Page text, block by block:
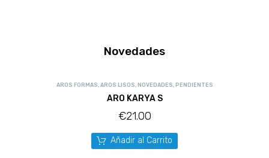
Novedades
AROS FORMAS AROS LISOS NOVEDADES PENDIENTES
ARO KARYA S
€21.00
Añadir al Carrito